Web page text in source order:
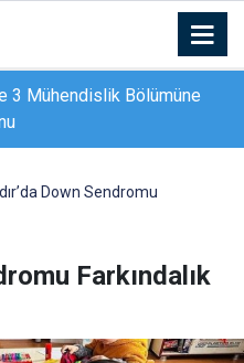
3 Mühendislik Bölümüne
jandarma bölgesinde 2 can
Down Sendromu
Farkındalık